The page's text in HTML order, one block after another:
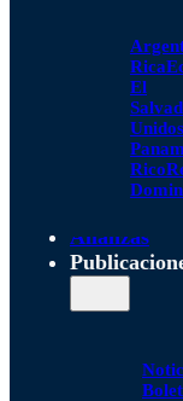
Rica
El
Unidos
Rico
Alianzas